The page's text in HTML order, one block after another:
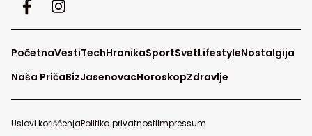
PočetnaVestiTechHronikaSportSvetLifestyleNostalgija
Naša PričaBizJasenovacHoroskopZdravlje
Uslovi korišćenjaPolitika privatnostiImpressum